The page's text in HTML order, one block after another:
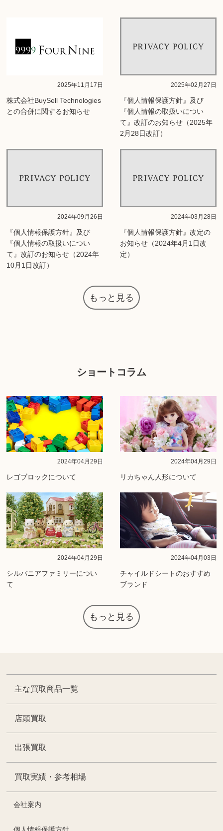
2025年11月17日
株式会社BuySell Technologies
との合併に関するお知らせ
2025年02月27日
『個人情報保護方針』及び
『個人情報の取扱いについ
て』改訂のお知らせ（2025年
2月28日改訂）
2024年09月26日
『個人情報保護方針』及び
『個人情報の取扱いについ
て』改訂のお知らせ（2024年
10月1日改訂）
2024年03月28日
『個人情報保護方針』改定の
お知らせ（2024年4月1日改
定）
もっと見る
ショートコラム
2024年04月29日
レゴブロックについて
2024年04月29日
リカちゃん人形について
2024年04月29日
シルバニアファミリーについ
て
2024年04月03日
チャイルドシートのおすすめ
ブランド
もっと見る
主な買取商品一覧
店頭買取
出張買取
買取実績・参考相場
会社案内